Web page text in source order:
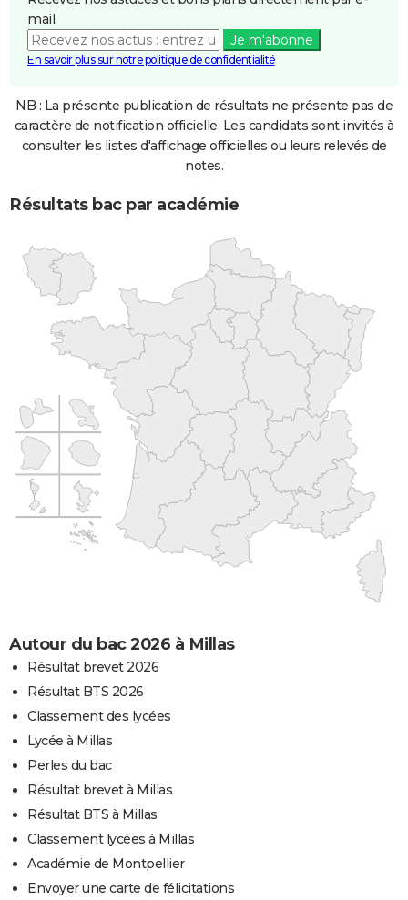
mail.
Je m'abonne
En savoir plus sur notre politique de confidentialité
NB : La présente publication de résultats ne présente pas de
caractère de notification officielle. Les candidats sont invités à
consulter les listes d'affichage officielles ou leurs relevés de
notes.
Résultats bac par académie
Autour du bac 2026 à Millas
Résultat brevet 2026
Résultat BTS 2026
Classement des lycées
Lycée à Millas
Perles du bac
Résultat brevet à Millas
Résultat BTS à Millas
Classement lycées à Millas
Académie de Montpellier
Envoyer une carte de félicitations